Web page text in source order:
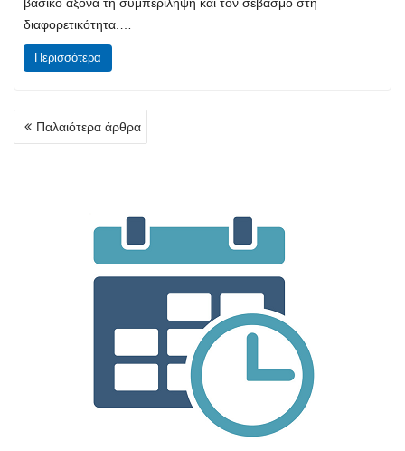
διαφορετικότητα.…
Περισσότερα
Πλοήγηση
άρθρων
Παλαιότερα άρθρα